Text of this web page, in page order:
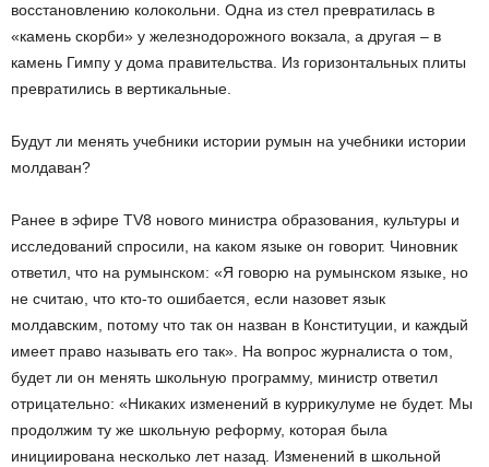
восстановлению колокольни. Одна из стел превратилась в
«камень скорби» у железнодорожного вокзала, а другая – в
камень Гимпу у дома правительства. Из горизонтальных плиты
превратились в вертикальные.
Будут ли менять учебники истории румын на учебники истории
молдаван?
Ранее в эфире TV8 нового министра образования, культуры и
исследований спросили, на каком языке он говорит. Чиновник
ответил, что на румынском: «Я говорю на румынском языке, но
не считаю, что кто-то ошибается, если назовет язык
молдавским, потому что так он назван в Конституции, и каждый
имеет право называть его так». На вопрос журналиста о том,
будет ли он менять школьную программу, министр ответил
отрицательно: «Никаких изменений в куррикулуме не будет. Мы
продолжим ту же школьную реформу, которая была
инициирована несколько лет назад. Изменений в школьной